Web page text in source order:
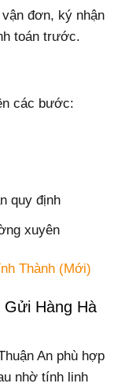
đơn, ký nhận
toán trước.
các bước:
quy định
xuyên
Thành (Mới)
Hàng Hà
An phù hợp
nhờ tính linh